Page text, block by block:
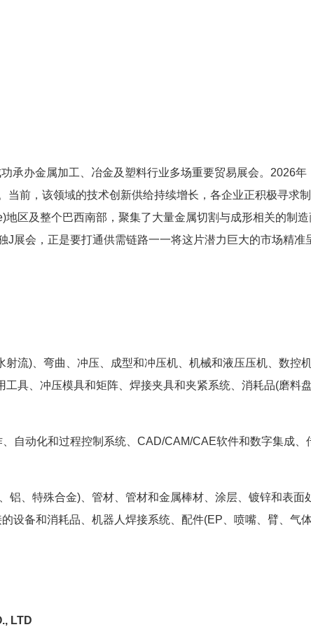
承办金属加工、冶金及塑料行业多场重要贸易展会。2026年
前，该领域的技术创新供给持续增长，各企业正积极寻求
区及整个巴西南部，聚集了大量金属切割与成形相关的制造
J展会，正是要打通供需链路一一将这片潜力巨大的市场精准
流)、弯曲、冲压、成型和冲压机、机械和液压压机、数控
具、冲压模具和矩阵、焊接夹具和夹紧系统、消耗品(磨料盘
自动化和过程控制系统、CAD/CAM/CAE软件和数字集成、
铝、特殊合金)、管材、管材和金属棒材、涂层、镀锌和表面
设备和消耗品、机器人焊接系统、配件(EP、喷嘴、臂、气
LTD